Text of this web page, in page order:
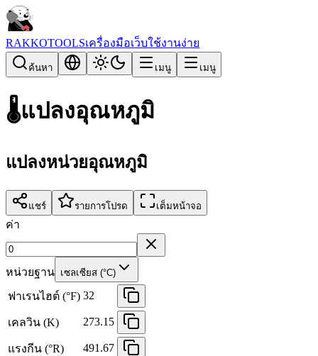
RAKKOTOOLSเครื่องมือเว็บใช้งานง่าย
ค้นหา เมนู เมนู
🌡️แปลงอุณหภูมิ
แปลงหน่วยอุณหภูมิ
แชร์ รายการโปรด เต็มหน้าจอ
ค่า
หน่วยฐาน เซลเซียส (°C)
ฟาเรนไฮต์ (°F) 32
เคลวิน (K) 273.15
แรงกีน (°R) 491.67